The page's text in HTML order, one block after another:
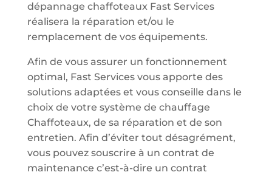
dépannage chaffoteaux Fast Services
réalisera la réparation et/ou le
remplacement de vos équipements.
Afin de vous assurer un fonctionnement
optimal, Fast Services vous apporte des
solutions adaptées et vous conseille dans le
choix de votre système de chauffage
Chaffoteaux, de sa réparation et de son
entretien. Afin d’éviter tout désagrément,
vous pouvez souscrire à un contrat de
maintenance c’est-à-dire un contrat